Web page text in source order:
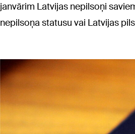
janvārim Latvijas nepilsoņi
nepilsoņa statusu vai Latvijas